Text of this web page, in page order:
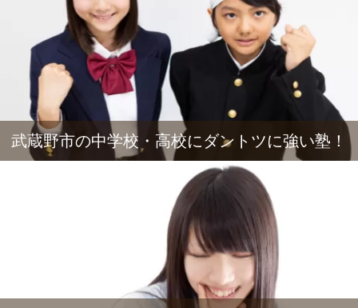
武蔵野市の中学校・高校にダントツに強い塾！